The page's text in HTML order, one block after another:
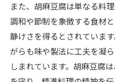
また、胡麻豆腐は単なる料
調和や節制を象徴する食材
静けさを得るとされていま
がらも味や製法に工夫を凝
しまれています。胡麻豆腐